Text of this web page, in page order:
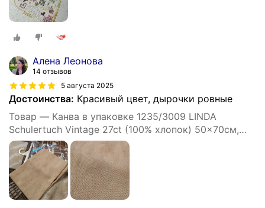
Алена Леонова
14 отзывов
5 августа 2025
Достоинства: Красивый цвет, дырочки ровные
Товар — Канва в упаковке 1235/3009 LINDA
Schulertuch Vintage 27ct (100% хлопок) 50x70см,
бежевый винтаж